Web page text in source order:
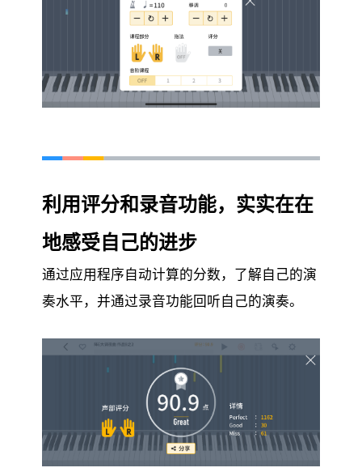
利用评分和录音功能，实实在在
地感受自己的进步
通过应用程序自动计算的分数，了解自己的演
奏水平，并通过录音功能回听自己的演奏。